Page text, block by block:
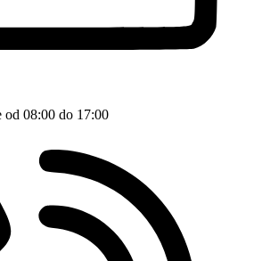
od 08:00 do 17:00